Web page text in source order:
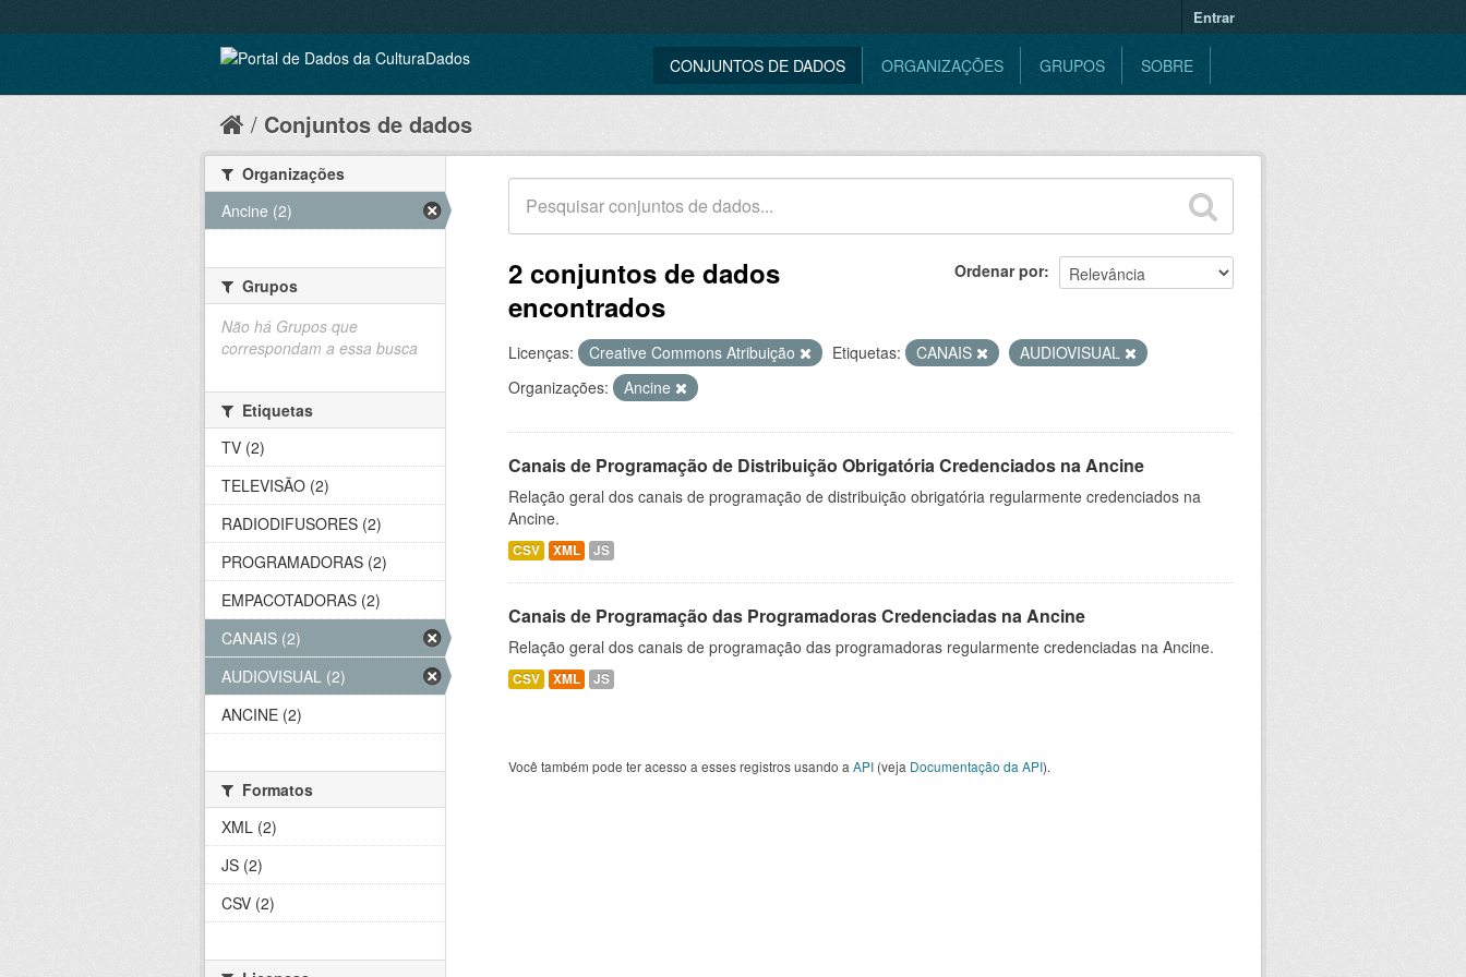
Entrar
CONJUNTOS DE DADOS ORGANIZAÇÕES GRUPOS SOBRE
Conjuntos de dados
Ordenar por
2 conjuntos de dados
encontrados
Licenças: Creative Commons Atribuição Etiquetas: CANAIS
AUDIOVISUAL
Organizações:
Ancine
Canais de Programação de Distribuição Obrigatória Credenciados na Ancine
Relação geral dos canais de programação de distribuição obrigatória regularmente credenciados na
Ancine.
CSV XML JS
Canais de Programação das Programadoras Credenciadas na Ancine
Relação geral dos canais de programação das programadoras regularmente credenciadas na Ancine.
CSV XML JS
Você também pode ter acesso a esses registros usando a API (veja Documentação da API).
Organizações
Ancine (2)
Grupos
Não há Grupos que
correspondam a essa busca
Etiquetas
TV (2)
TELEVISÃO (2)
RADIODIFUSORES (2)
PROGRAMADORAS (2)
EMPACOTADORAS (2)
CANAIS (2)
AUDIOVISUAL (2)
ANCINE (2)
Formatos
XML (2)
JS (2)
CSV (2)